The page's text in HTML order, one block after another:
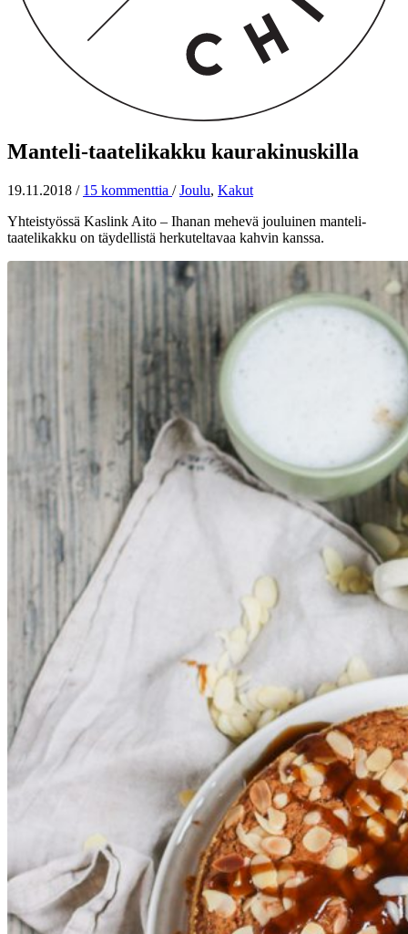
Manteli-taatelikakku kaurakinuskilla
19.11.2018 / 15 kommenttia / Joulu, Kakut
Yhteistyössä Kaslink Aito – Ihanan mehevä jouluinen manteli-
taatelikakku on täydellistä herkuteltavaa kahvin kanssa.